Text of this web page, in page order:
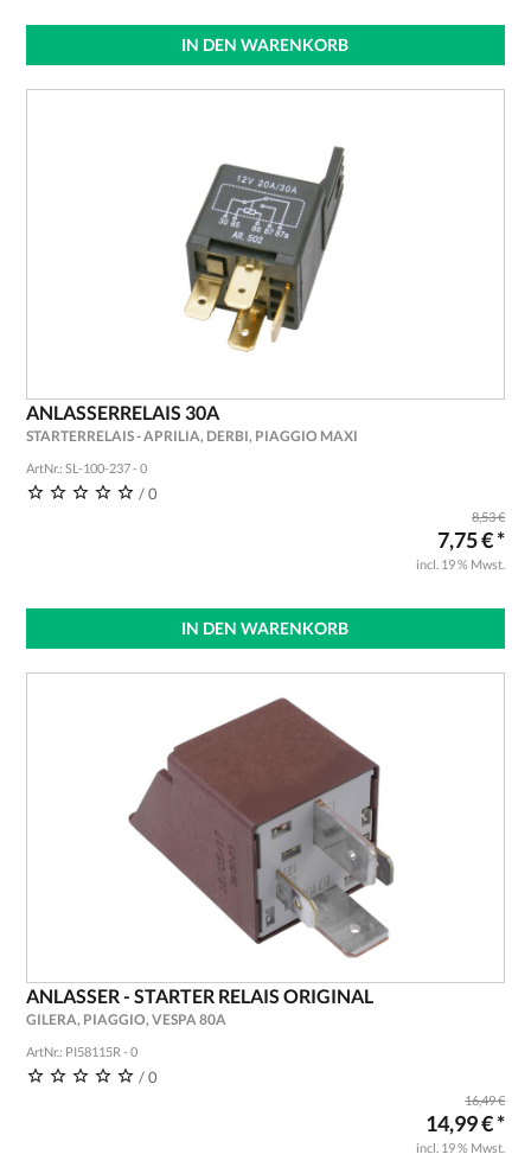
IN DEN WARENKORB
ANLASSERRELAIS 30A
STARTERRELAIS - APRILIA, DERBI, PIAGGIO MAXI
ArtNr.: SL-100-237 - 0
/ 0
8,53 €
7,75 € *
incl. 19 % Mwst.
IN DEN WARENKORB
ANLASSER - STARTER RELAIS ORIGINAL
GILERA, PIAGGIO, VESPA 80A
ArtNr.: PI58115R - 0
/ 0
16,49 €
14,99 € *
incl. 19 % Mwst.